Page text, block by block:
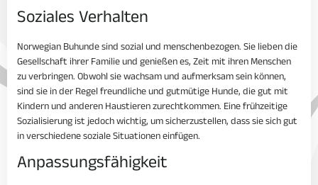
Soziales Verhalten
Norwegian Buhunde sind sozial und menschenbezogen. Sie lieben die
Gesellschaft ihrer Familie und genießen es, Zeit mit ihren Menschen
zu verbringen. Obwohl sie wachsam und aufmerksam sein können,
sind sie in der Regel freundliche und gutmütige Hunde, die gut mit
Kindern und anderen Haustieren zurechtkommen. Eine frühzeitige
Sozialisierung ist jedoch wichtig, um sicherzustellen, dass sie sich gut
in verschiedene soziale Situationen einfügen.
Anpassungsfähigkeit